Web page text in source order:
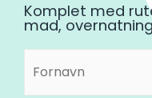
Komplet med
mad,
Fornavn